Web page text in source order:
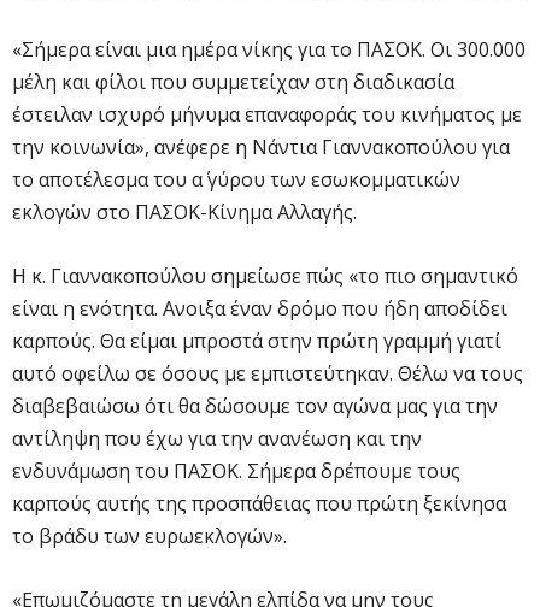
«Σήμερα είναι μια ημέρα νίκης για το ΠΑΣΟΚ. Οι 300.000
μέλη και φίλοι που συμμετείχαν στη διαδικασία
έστειλαν ισχυρό μήνυμα επαναφοράς του κινήματος με
την κοινωνία», ανέφερε η Νάντια Γιαννακοπούλου για
το αποτέλεσμα του α΄ γύρου των εσωκομματικών
εκλογών στο ΠΑΣΟΚ-Κίνημα Αλλαγής.
Η κ. Γιαννακοπούλου σημείωσε πώς «το πιο σημαντικό
είναι η ενότητα. Ανοιξα έναν δρόμο που ήδη αποδίδει
καρπούς. Θα είμαι μπροστά στην πρώτη γραμμή γιατί
αυτό οφείλω σε όσους με εμπιστεύτηκαν. Θέλω να τους
διαβεβαιώσω ότι θα δώσουμε τον αγώνα μας για την
αντίληψη που έχω για την ανανέωση και την
ενδυνάμωση του ΠΑΣΟΚ. Σήμερα δρέπουμε τους
καρπούς αυτής της προσπάθειας που πρώτη ξεκίνησα
το βράδυ των ευρωεκλογών».
«Επωμιζόμαστε τη μεγάλη ελπίδα να μην τους